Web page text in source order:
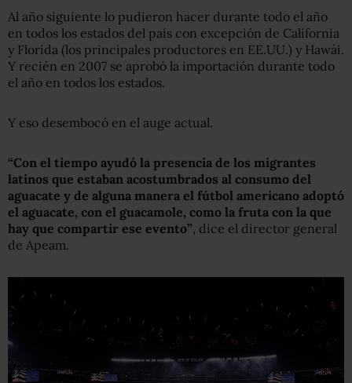
Al año siguiente lo pudieron hacer durante todo el año
en todos los estados del país con excepción de California
y Florida (los principales productores en EE.UU.) y Hawái.
Y recién en 2007 se aprobó la importación durante todo
el año en todos los estados.
Y eso desembocó en el auge actual.
“Con el tiempo ayudó la presencia de los migrantes
latinos que estaban acostumbrados al consumo del
aguacate y de alguna manera el fútbol americano adoptó
el aguacate, con el guacamole, como la fruta con la que
hay que compartir ese evento” , dice el director general
de Apeam.